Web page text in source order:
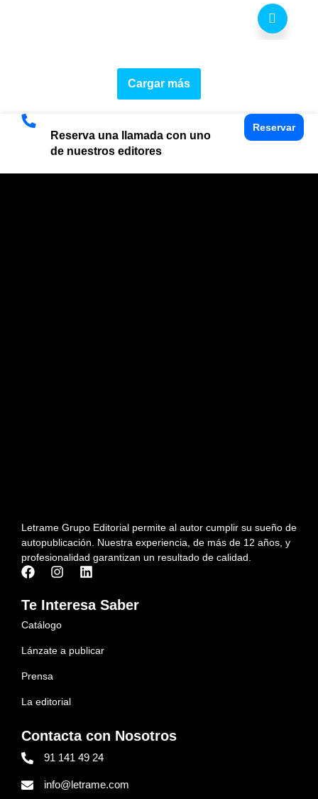
Cargar más
Reserva una llamada con uno
de nuestros editores
Reservar
Letrame Grupo Editorial permite al autor cumplir su sueño de
autopublicación. Nuestra experiencia, de más de 12 años, y
profesionalidad garantizan un resultado de calidad.
Te Interesa Saber
Catálogo
Lánzate a publicar
Prensa
La editorial
Contacta con Nosotros
91 141 49 24
info@letrame.com